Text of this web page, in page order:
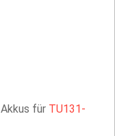
Akkus für TU131-